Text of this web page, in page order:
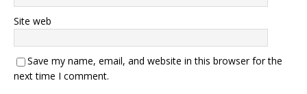
Site web
Save my name, email, and website in this browser for the
next time I comment.